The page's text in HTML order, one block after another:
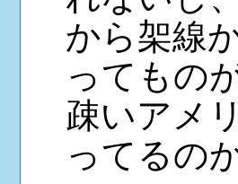
から架線
ってもの
疎いアメ
ってるの